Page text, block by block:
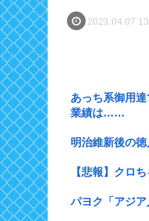
2023.04.07
あっち系御用
業績は……
明治維新後の
【悲報】クロ
パヨク「アジ